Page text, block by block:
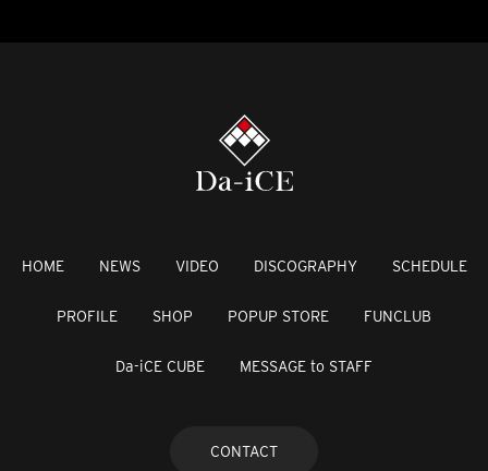
HOME NEWS VIDEO DISCOGRAPHY SCHEDULE
PROFILE SHOP POPUP STORE FUNCLUB
Da-iCE CUBE MESSAGE to STAFF
CONTACT